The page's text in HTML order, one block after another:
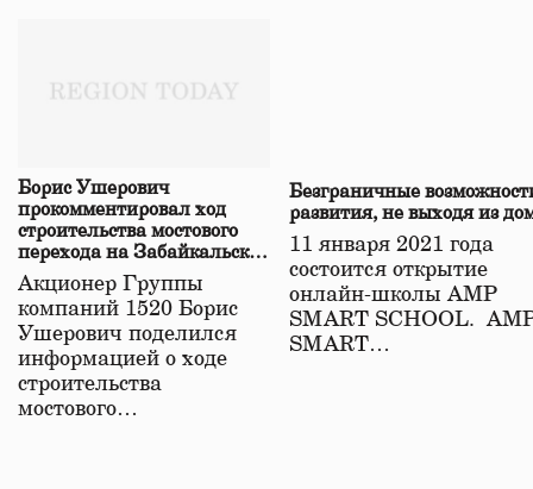
Борис Ушерович
прокомментировал ход
строительства мостового
перехода на Забайкальской
железной дороге
Акционер Группы
компаний 1520 Борис
Ушерович поделился
информацией о ходе
строительства
мостового…
Безграничные
развития, не выходя из
11 января 2021 года
состоится открытие
онлайн-школы АМР
SMART SCHOOL.
SMART…